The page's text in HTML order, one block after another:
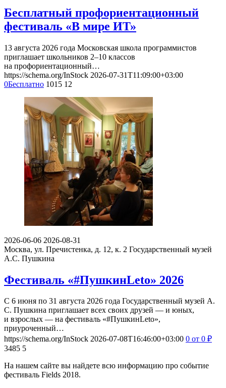
Бесплатный профориентационный
фестиваль «В мире ИТ»
13 августа 2026 года Московская школа программистов
приглашает школьников 2–10 классов
на профориентационный…
https://schema.org/InStock 2026-07-31T11:09:00+03:00
0Бесплатно 1015 12
2026-06-06 2026-08-31
Москва, ул. Пречистенка, д. 12, к. 2 Государственный музей
А.С. Пушкина
Фестиваль «#ПушкинLeto» 2026
С 6 июня по 31 августа 2026 года Государственный музей А.
С. Пушкина приглашает всех своих друзей — и юных,
и взрослых — на фестиваль «#ПушкинLeto»,
приуроченный…
https://schema.org/InStock 2026-07-08T16:46:00+03:00 0 от 0 ₽
3485 5
На нашем сайте вы найдете всю информацию про событие
фестиваль Fields 2018.